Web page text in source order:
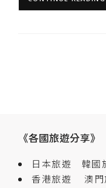
《各國旅遊分享》
日本旅遊
韓國
香港旅遊
澳